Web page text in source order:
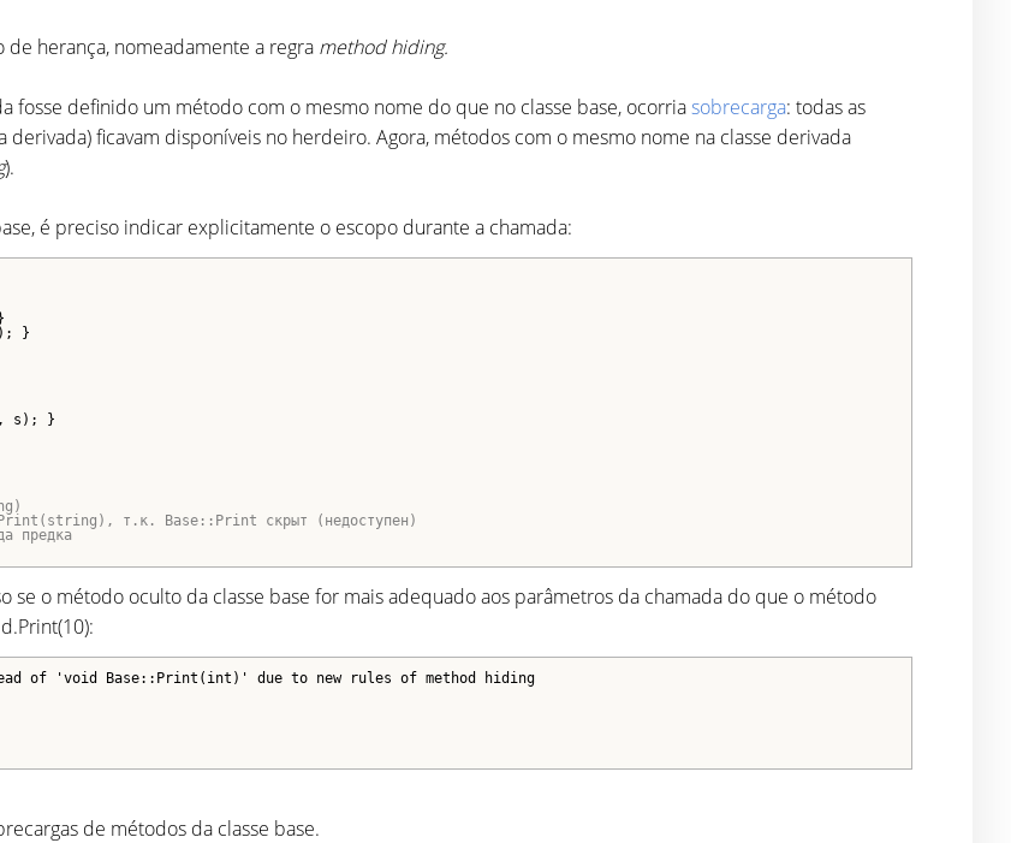
herança, nomeadamente a regra method hiding.
fosse definido um método com o mesmo nome do que no classe base, ocorriasobrecarga: todas as
ficavam disponíveis no herdeiro. Agora, métodos com o mesmo nome na classe derivada
).
é preciso indicar explicitamente o escopo durante a chamada:
}
, s); }
т.к. Base::Print скрыт (недоступен)
предка
se o método oculto da classe base for mais adequado aos parâmetros da chamada do que o método
of 'void Base::Print(int)' due to new rules of method hiding
de métodos da classe base.